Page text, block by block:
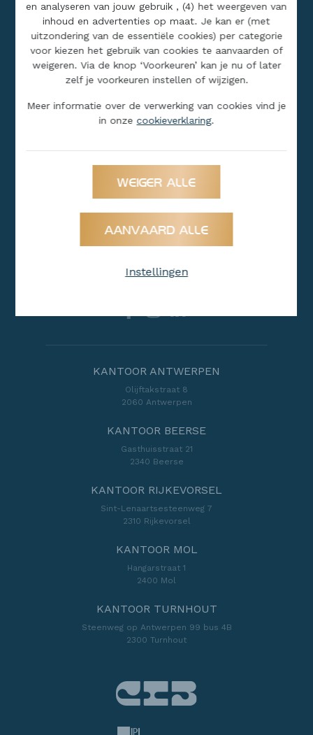
Niet gevonden wat u zoekt?
Home
Ons aanbod
Over ons
Contact
Gratis schatting
Volg ons
KANTOOR ANTWERPEN
Olijftakstraat 8
2060 Antwerpen
KANTOOR BEERSE
Gasthuisstraat 21
2340 Beerse
KANTOOR RIJKEVORSEL
Sint-Lenaartsesteenweg 7
2310 Rijkevorsel
KANTOOR MOL
Hangarstraat 1
2400 Mol
KANTOOR TURNHOUT
Steenweg op Antwerpen 99 bus 4B
2300 Turnhout
en analyseren van jouw gebruik , (4) het weergeven van
inhoud en advertenties op maat. Je kan er (met
uitzondering van de essentiële cookies) per categorie
voor kiezen het gebruik van cookies te aanvaarden of
weigeren. Via de knop ‘Voorkeuren’ kan je nu of later
zelf je voorkeuren instellen of wijzigen.
Meer informatie over de verwerking van cookies vind je
in onze cookieverklaring.
WEIGER ALLE
AANVAARD ALLE
Instellingen